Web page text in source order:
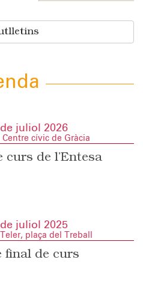
juliol 2026
cívic de Gràcia
curs de l’Entesa
juliol 2025
plaça del Treball
final de curs